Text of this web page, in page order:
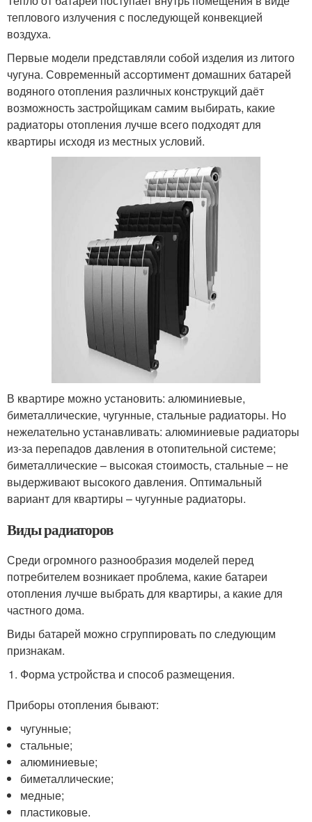
теплового излучения с последующей конвекцией
воздуха.
Первые модели представляли собой изделия из литого
чугуна. Современный ассортимент домашних батарей
водяного отопления различных конструкций даёт
возможность застройщикам самим выбирать, какие
радиаторы отопления лучше всего подходят для
квартиры исходя из местных условий.
В квартире можно установить: алюминиевые,
биметаллические, чугунные, стальные радиаторы. Но
нежелательно устанавливать: алюминиевые радиаторы
из-за перепадов давления в отопительной системе;
биметаллические – высокая стоимость, стальные – не
выдерживают высокого давления. Оптимальный
вариант для квартиры – чугунные радиаторы.
Виды радиаторов
Среди огромного разнообразия моделей перед
потребителем возникает проблема, какие батареи
отопления лучше выбрать для квартиры, а какие для
частного дома.
Виды батарей можно сгруппировать по следующим
признакам.
Форма устройства и способ размещения.
Приборы отопления бывают:
чугунные;
стальные;
алюминиевые;
биметаллические;
медные;
пластиковые.